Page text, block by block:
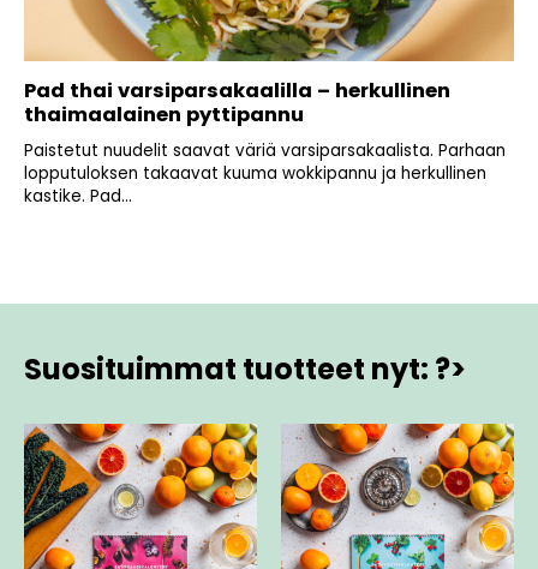
Pad thai varsiparsakaalilla – herkullinen
thaimaalainen pyttipannu
Paistetut nuudelit saavat väriä varsiparsakaalista. Parhaan
lopputuloksen takaavat kuuma wokkipannu ja herkullinen
kastike. Pad...
Suosituimmat tuotteet nyt: ?>